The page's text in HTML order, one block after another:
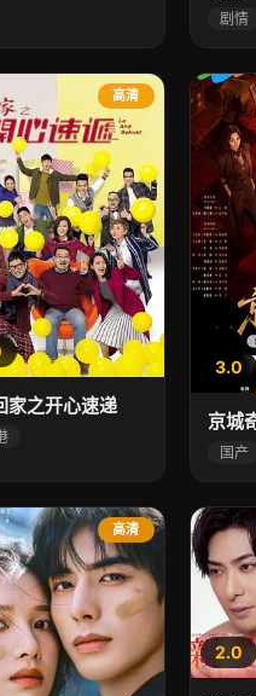
剧情
高清
家之开心速递
3.0
京城
国产
高清
2.0